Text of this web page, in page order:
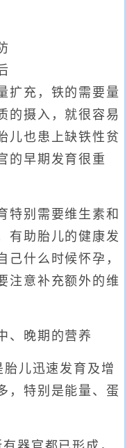
扩充，铁的需要量
的摄入，就很容易
儿也患上缺铁性贫
的早期发育很重
别需要维生素和
有助胎儿的健康发
己什么时候怀孕，
注意补充额外的维
晚期的营养
儿迅速发育及增
，特别是能量、蛋